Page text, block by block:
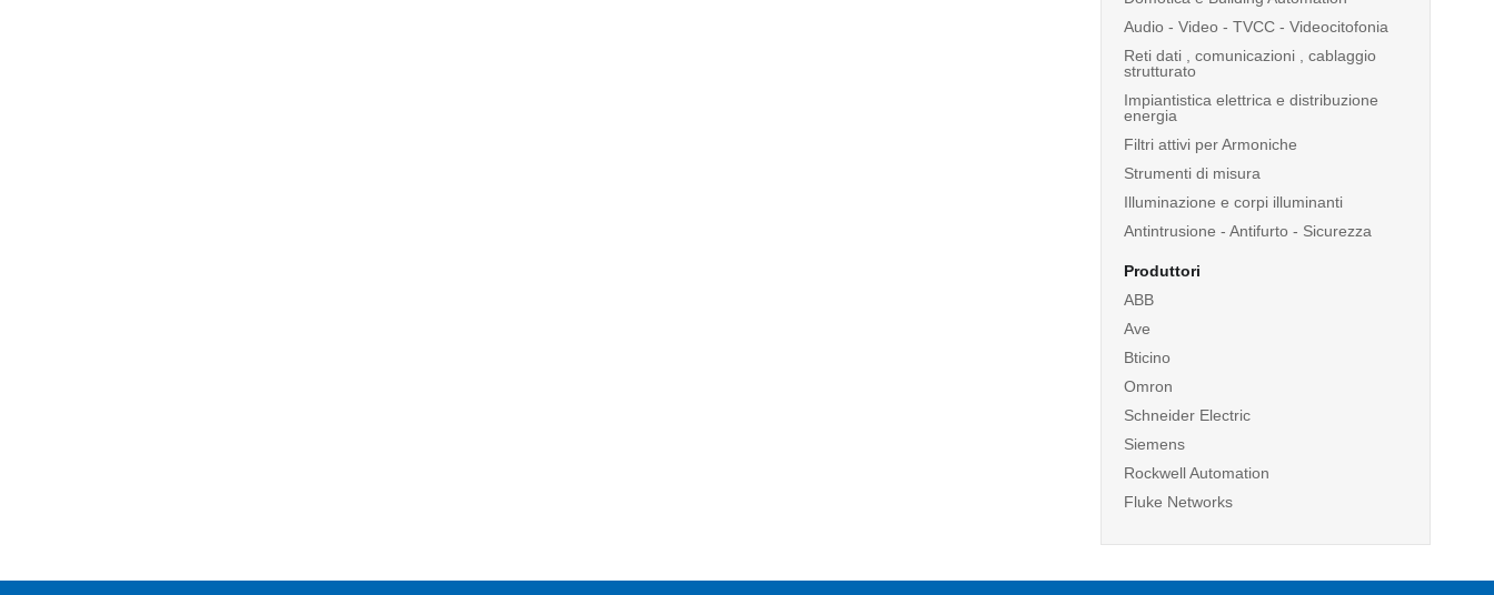
Audio - Video - TVCC - Videocitofonia
Reti dati , comunicazioni , cablaggio
strutturato
Impiantistica elettrica e distribuzione
energia
Filtri attivi per Armoniche
Strumenti di misura
Illuminazione e corpi illuminanti
Antintrusione - Antifurto - Sicurezza
Produttori
ABB
Ave
Bticino
Omron
Schneider Electric
Siemens
Rockwell Automation
Fluke Networks